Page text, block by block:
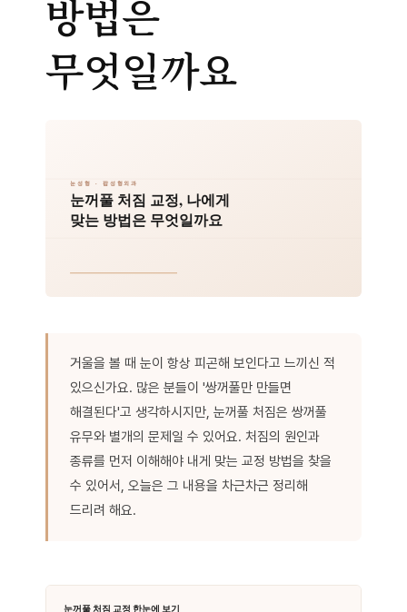
방법은
무엇일까요
거울을 볼 때 눈이 항상 피곤해 보인다고 느끼신 적
있으신가요. 많은 분들이 '쌍꺼풀만 만들면
해결된다'고 생각하시지만, 눈꺼풀 처짐은 쌍꺼풀
유무와 별개의 문제일 수 있어요. 처짐의 원인과
종류를 먼저 이해해야 내게 맞는 교정 방법을 찾을
수 있어서, 오늘은 그 내용을 차근차근 정리해
드리려 해요.